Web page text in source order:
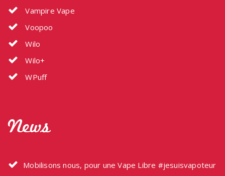
Vampire Vape
Voopoo
Wilo
Wilo+
WPuff
News
Mobilisons nous, pour une Vape Libre #jesuisvapoteur